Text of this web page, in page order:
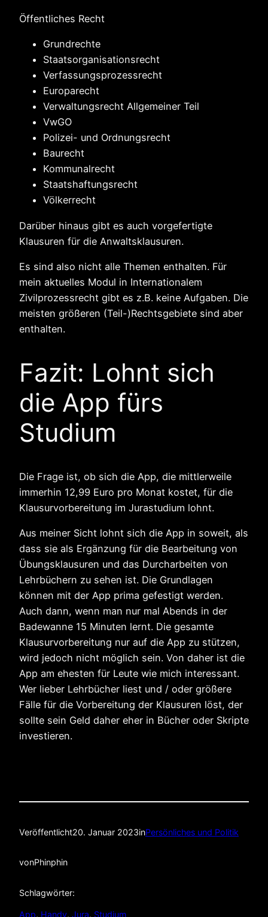
Öffentliches Recht
Grundrechte
Staatsorganisationsrecht
Verfassungsprozessrecht
Europarecht
Verwaltungsrecht Allgemeiner Teil
VwGO
Polizei- und Ordnungsrecht
Baurecht
Kommunalrecht
Staatshaftungsrecht
Völkerrecht
Darüber hinaus gibt es auch vorgefertigte
Klausuren für die Anwaltsklausuren.
Es sind also nicht alle Themen enthalten. Für
mein aktuelles Modul in Internationalem
Zivilprozessrecht gibt es z.B. keine Aufgaben. Die
meisten größeren (Teil-)Rechtsgebiete sind aber
enthalten.
Fazit: Lohnt sich
die App fürs
Studium
Die Frage ist, ob sich die App, die mittlerweile
immerhin 12,99 Euro pro Monat kostet, für die
Klausurvorbereitung im Jurastudium lohnt.
Aus meiner Sicht lohnt sich die App in soweit, als
dass sie als Ergänzung für die Bearbeitung von
Übungsklausuren und das Durcharbeiten von
Lehrbüchern zu sehen ist. Die Grundlagen
können mit der App prima gefestigt werden.
Auch dann, wenn man nur mal Abends in der
Badewanne 15 Minuten lernt. Die gesamte
Klausurvorbereitung nur auf die App zu stützen,
wird jedoch nicht möglich sein. Von daher ist die
App am ehesten für Leute wie mich interessant.
Wer lieber Lehrbücher liest und / oder größere
Fälle für die Vorbereitung der Klausuren löst, der
sollte sein Geld daher eher in Bücher oder Skripte
investieren.
Veröffentlicht20. Januar 2023inPersönliches und Politik
vonPhinphin
Schlagwörter:
App, Handy, Jura, Studium